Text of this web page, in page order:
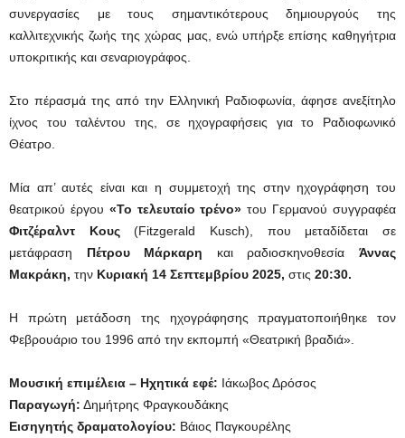
συνεργασίες με τους σημαντικότερους δημιουργούς της
καλλιτεχνικής ζωής της χώρας μας, ενώ υπήρξε επίσης καθηγήτρια
υποκριτικής και σεναριογράφος.
Στο πέρασμά της από την Ελληνική Ραδιοφωνία, άφησε ανεξίτηλο
ίχνος του ταλέντου της, σε ηχογραφήσεις για το Ραδιοφωνικό
Θέατρο.
Μία απ’ αυτές είναι και η συμμετοχή της στην ηχογράφηση του
θεατρικού έργου «Το τελευταίο τρένο» του Γερμανού συγγραφέα
Φιτζέραλντ Κους(Fitzgerald Kusch), που μεταδίδεται σε
μετάφραση Πέτρου Μάρκαρη και ραδιοσκηνοθεσίαΆννας
Μακράκη, την Κυριακή 14 Σεπτεμβρίου 2025, στις 20:30.
Η πρώτη μετάδοση της ηχογράφησης πραγματοποιήθηκε τον
Φεβρουάριο του 1996 από την εκπομπή «Θεατρική βραδιά».
Μουσική επιμέλεια – Ηχητικά εφέ: Ιάκωβος Δρόσος
Παραγωγή: Δημήτρης Φραγκουδάκης
Εισηγητής δραματολογίου: Βάιος Παγκουρέλης